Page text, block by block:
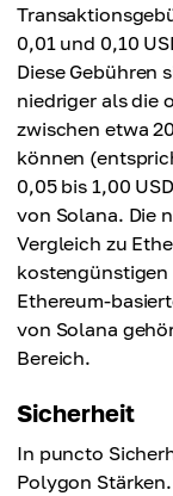
0,01 und 0,10
Diese Gebühren
niedriger als die
zwischen etwa
können
0,05 bis 1,00
von Solana. Die
Vergleich zu
Ethereum-
von Solana
Bereich.
Sicherheit
In puncto
Polygon